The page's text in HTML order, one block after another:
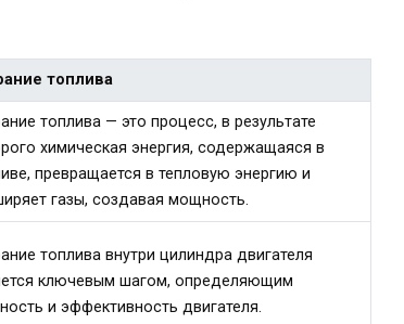
топлива
топлива — это процесс, в результате
химическая энергия, содержащаяся в
превращается в тепловую энергию и
газы, создавая мощность.
топлива внутри цилиндра двигателя
ключевым шагом, определяющим
и эффективность двигателя.